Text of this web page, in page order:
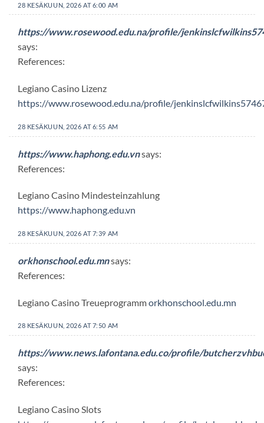
28 KESÄKUUN, 2026 AT 6:00 AM
https://www.rosewood.edu.na/profile/
says:
References:
Legiano Casino Lizenz
https://www.rosewood.edu.na/profile/
28 KESÄKUUN, 2026 AT 6:55 AM
https://www.haphong.edu.vnsays:
References:
Legiano Casino Mindesteinzahlung
https://www.haphong.edu.vn
28 KESÄKUUN, 2026 AT 7:39 AM
orkhonschool.edu.mnsays:
References:
Legiano Casino Treueprogrammorkhonschool.edu.mn
28 KESÄKUUN, 2026 AT 7:50 AM
https://www.news.lafontana.edu.co/profile/
says:
References:
Legiano Casino Slots